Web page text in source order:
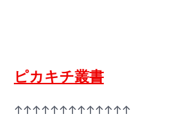
ピカキチ叢書
↑↑↑↑↑↑↑↑↑↑↑↑↑